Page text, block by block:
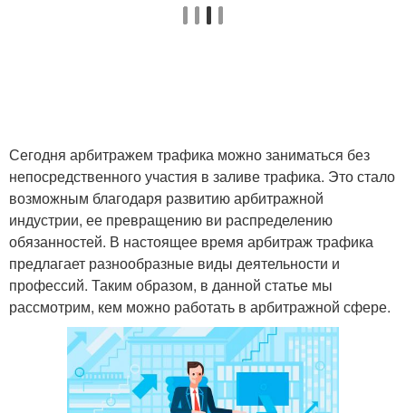
Сегодня арбитражем трафика можно заниматься без
непосредственного участия в заливе трафика. Это стало
возможным благодаря развитию арбитражной
индустрии, ее превращению ви распределению
обязанностей. В настоящее время арбитраж трафика
предлагает разнообразные виды деятельности и
профессий. Таким образом, в данной статье мы
рассмотрим, кем можно работать в арбитражной сфере.